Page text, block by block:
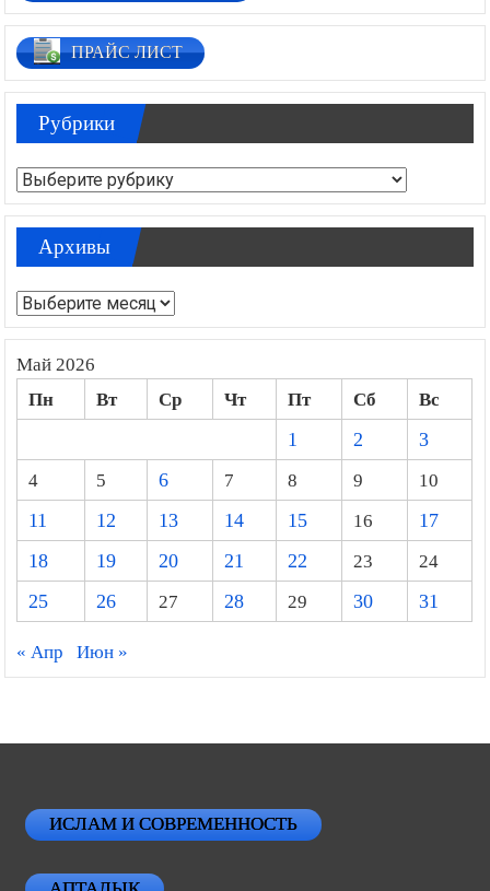
ПРАЙС ЛИСТ
Рубрики
Рубрики
Архивы
Архивы
Май 2026
Пн Вт Ср Чт Пт Сб
Вс
1
2
3
4
5 6 7 8 9
10
11
12 13 14 15 16
17
18
19 20 21 22 23
24
25
26 27 28 29 30 31
« Апр Июн »
ИСЛАМ И СОВРЕМЕННОСТЬ